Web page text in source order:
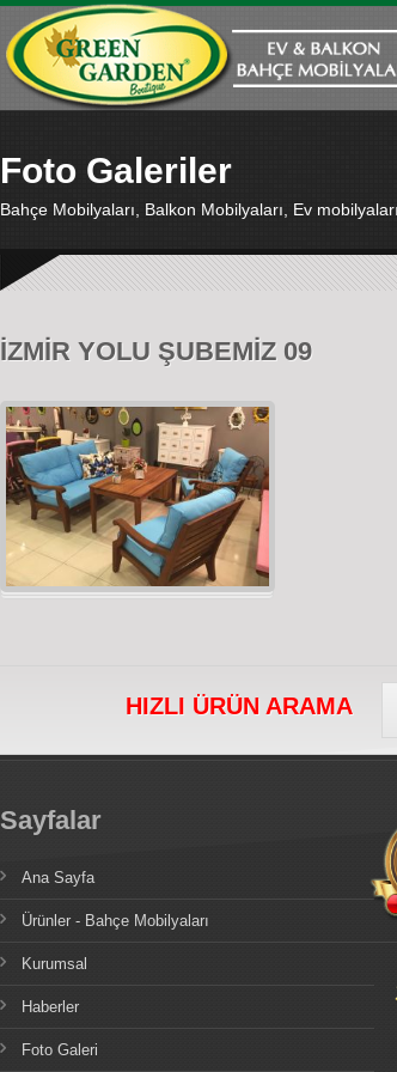
Foto Galeriler
Bahçe Mobilyaları, Balkon Mobilyaları, Ev
İZMİR YOLU ŞUBEMİZ 09
HIZLI ÜRÜN ARAMA
Sayfalar
Ana Sayfa
Ürünler - Bahçe Mobilyaları
Kurumsal
Haberler
Foto Galeri